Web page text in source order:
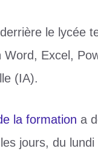
le lycée
Excel,
(IA).
la formation a
jours, du